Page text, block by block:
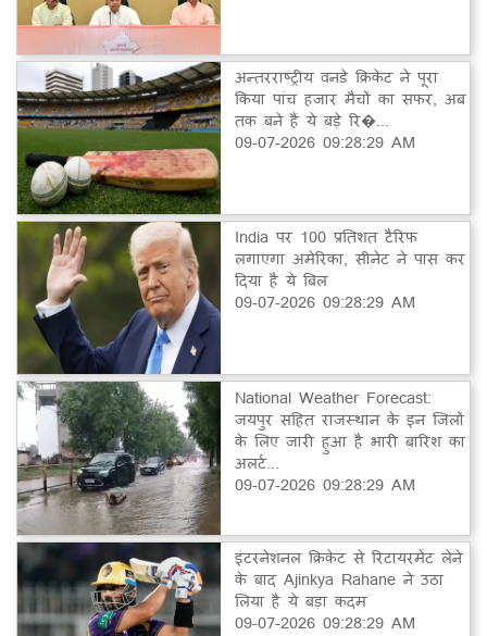
अन्तरराष्ट्रीय वनडे क्रिकेट ने पूरा
किया पांच हजार मैचों का सफर, अब
तक बने हैं ये बड़े रि�...
09-07-2026 09:28:29 AM
India पर 100 प्रतिशत टैरिफ
लगाएगा अमेरिका, सीनेट ने पास कर
दिया है ये बिल
09-07-2026 09:28:29 AM
National Weather Forecast:
जयपुर सहित राजस्थान के इन जिलों
के लिए जारी हुआ है भारी बारिश का
अलर्ट...
09-07-2026 09:28:29 AM
इंटरनेशनल क्रिकेट से रिटायरमेंट लेने
के बाद Ajinkya Rahane ने उठा
लिया है ये बड़ा कदम
09-07-2026 09:28:29 AM